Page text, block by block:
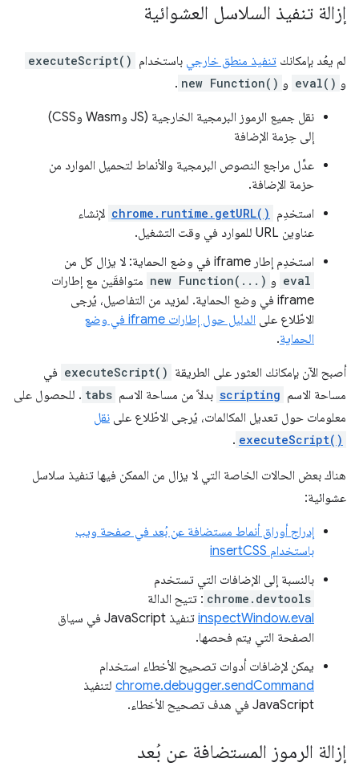
إزالة تنفيذ السلاسل العشوائية
لم يعُد بإمكانك تنفيذ منطق خارجي باستخدام executeScript()
و eval() و new Function()
.
نقل جميع الرموز البرمجية الخارجية (JS وWasm وCSS)
إلى حِزمة الإضافة
عدِّل مراجع النصوص البرمجية والأنماط لتحميل الموارد من
حزمة الإضافة.
استخدِم chrome.runtime.getURL() لإنشاء
عناوين URL للموارد في وقت التشغيل.
استخدِم إطار iframe في وضع الحماية: لا يزال كل من
eval و new Function(...) متوافقَين مع إطارات
iframe في وضع الحماية. لمزيد من التفاصيل، يُرجى
الاطّلاع على
الدليل حول إطارات iframe في وضع
الحماية.
أصبح الآن بإمكانك العثور على الطريقة executeScript() في
مساحة الاسم scripting بدلاً من مساحة الاسم tabs . للحصول على
معلومات حول تعديل المكالمات، يُرجى الاطّلاع على نقل
executeScript()
.
هناك بعض الحالات الخاصة التي لا يزال من الممكن فيها تنفيذ سلاسل
عشوائية:
إدراج أوراق أنماط مستضافة عن بُعد في صفحة ويب
باستخدام insertCSS
بالنسبة إلى الإضافات التي تستخدم
chrome.devtools : تتيح الدالة
inspectWindow.eval
تنفيذ JavaScript في سياق
الصفحة التي يتم فحصها.
يمكن لإضافات أدوات تصحيح الأخطاء استخدام
chrome.debugger.sendCommand لتنفيذ
JavaScript في هدف تصحيح الأخطاء.
إزالة الرموز المستضافة عن بُعد